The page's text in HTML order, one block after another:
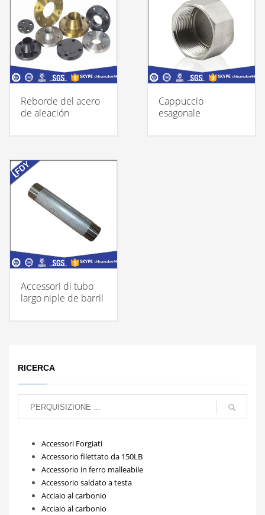
Reborde del acero
de aleación
Cappuccio
esagonale
Accessori di tubo
largo niple de barril
RICERCA
Accessori Forgiati
Accessorio filettato da 150LB
Accessorio in ferro malleabile
Accessorio saldato a testa
Acciaio al carbonio
Acciaio al carbonio